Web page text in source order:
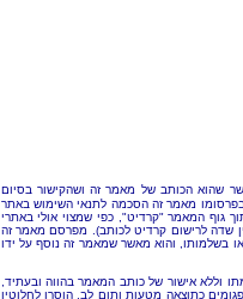
שהוא הכותב של מאמר זה ושהקישור בסיום
מאמר זה הסכמה לתנאי השימוש באתר
גוף המאמר "קרדיט", כפי שמצוי אולי באתרי
לרישום קרדיט לכותב). מפרסם מאמר זה
בשלמותו, והוא מאשר שמאמר זה נוסף על ידו
וללא אישור של כותב המאמר בהווה ובעתיד,
כתוצאה מטעות ותום לב, הוסרו לחלוטין